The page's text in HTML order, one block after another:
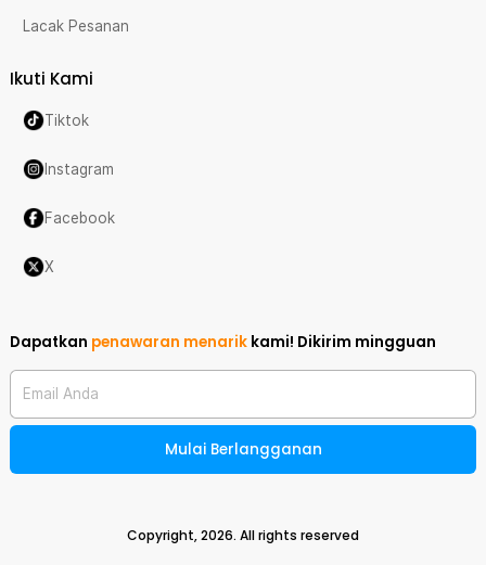
Lacak Pesanan
Ikuti Kami
Tiktok
Instagram
Facebook
X
Dapatkan penawaran menarik kami! Dikirim mingguan
Email Anda
Mulai Berlangganan
Copyright,2026. All rights reserved